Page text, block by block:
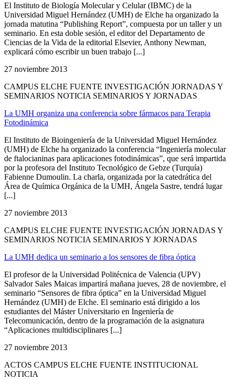
El Instituto de Biología Molecular y Celular (IBMC) de la
Universidad Miguel Hernández (UMH) de Elche ha organizado la
jornada matutina “Publishing Report”, compuesta por un taller y un
seminario. En esta doble sesión, el editor del Departamento de
Ciencias de la Vida de la editorial Elsevier, Anthony Newman,
explicará cómo escribir un buen trabajo [...]
27 noviembre 2013
CAMPUS ELCHE FUENTE INVESTIGACIÓN JORNADAS Y
SEMINARIOS NOTICIA SEMINARIOS Y JORNADAS
La UMH organiza una conferencia sobre fármacos para Terapia
Fotodinámica
El Instituto de Bioingeniería de la Universidad Miguel Hernández
(UMH) de Elche ha organizado la conferencia “Ingeniería molecular
de ftalocianinas para aplicaciones fotodinámicas”, que será impartida
por la profesora del Instituto Tecnológico de Gebze (Turquía)
Fabienne Dumoulin. La charla, organizada por la catedrática del
Área de Química Orgánica de la UMH, Ángela Sastre, tendrá lugar
[...]
27 noviembre 2013
CAMPUS ELCHE FUENTE INVESTIGACIÓN JORNADAS Y
SEMINARIOS NOTICIA SEMINARIOS Y JORNADAS
La UMH dedica un seminario a los sensores de fibra óptica
El profesor de la Universidad Politécnica de Valencia (UPV)
Salvador Sales Maicas impartirá mañana jueves, 28 de noviembre, el
seminario “Sensores de fibra óptica” en la Universidad Miguel
Hernández (UMH) de Elche. El seminario está dirigido a los
estudiantes del Máster Universitario en Ingeniería de
Telecomunicación, dentro de la programación de la asignatura
“Aplicaciones multidisciplinares [...]
27 noviembre 2013
ACTOS CAMPUS ELCHE FUENTE INSTITUCIONAL
NOTICIA